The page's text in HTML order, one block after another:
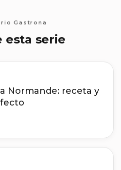
Gastrona
esta serie
Normande: receta y